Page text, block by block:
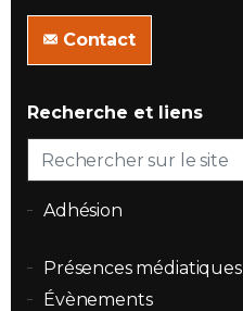
Contact
Recherche et liens
Adhésion
Présences médiatiques
Évènements